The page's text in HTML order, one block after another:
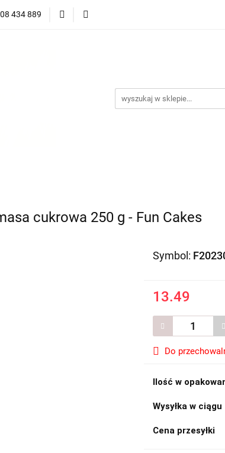
434 889
cukrowa 250 g - Fun Cakes
Symbol:
13.49
Do
Ilość w
Wysyłka w ciągu
Cena przesyłki